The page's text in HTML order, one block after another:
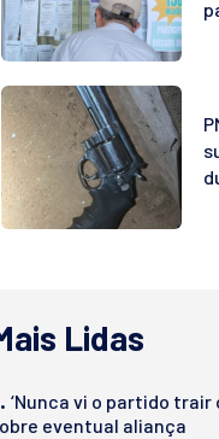
Lidas
‘Nunca vi o partido trair
eventual aliança